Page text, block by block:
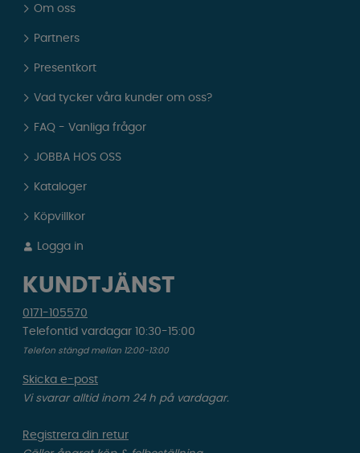
Om oss
Partners
Presentkort
Vad tycker våra kunder om oss?
FAQ - Vanliga frågor
JOBBA HOS OSS
Kataloger
Köpvillkor
Logga in
KUNDTJÄNST
0171-105570
Telefontid vardagar 10:30-15:00
Telefon stängd mellan 12:00-13:00
Skicka e-post
Vi svarar alltid inom 24 h på vardagar.
Registrera din retur